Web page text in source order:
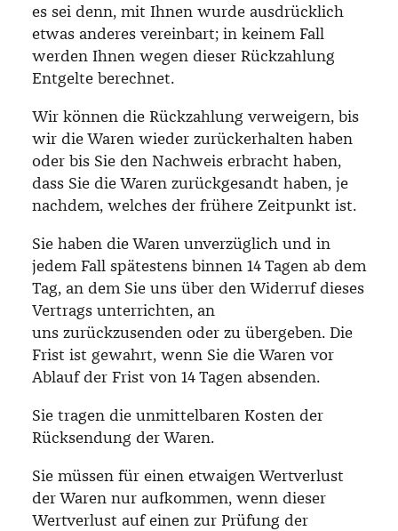
es sei denn, mit Ihnen wurde ausdrücklich
etwas anderes vereinbart; in keinem Fall
werden Ihnen wegen dieser Rückzahlung
Entgelte berechnet.
Wir können die Rückzahlung verweigern, bis
wir die Waren wieder zurückerhalten haben
oder bis Sie den Nachweis erbracht haben,
dass Sie die Waren zurückgesandt haben, je
nachdem, welches der frühere Zeitpunkt ist.
Sie haben die Waren unverzüglich und in
jedem Fall spätestens binnen 14 Tagen ab dem
Tag, an dem Sie uns über den Widerruf dieses
Vertrags unterrichten, an
uns zurückzusenden oder zu übergeben. Die
Frist ist gewahrt, wenn Sie die Waren vor
Ablauf der Frist von 14 Tagen absenden.
Sie tragen die unmittelbaren Kosten der
Rücksendung der Waren.
Sie müssen für einen etwaigen Wertverlust
der Waren nur aufkommen, wenn dieser
Wertverlust auf einen zur Prüfung der